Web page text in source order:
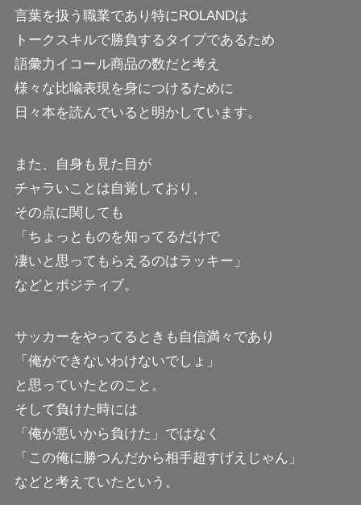
言葉を扱う職業であり特にROLANDは
トークスキルで勝負するタイプであるため
語彙力イコール商品の数だと考え
様々な比喩表現を身につけるために
日々本を読んでいると明かしています。
また、自身も見た目が
チャラいことは自覚しており、
その点に関しても
「ちょっとものを知ってるだけで
凄いと思ってもらえるのはラッキー」
などとポジティブ。
サッカーをやってるときも自信満々であり
「俺ができないわけないでしょ」
と思っていたとのこと。
そして負けた時には
「俺が悪いから負けた」ではなく
「この俺に勝つんだから相手超すげえじゃん」
などと考えていたという。